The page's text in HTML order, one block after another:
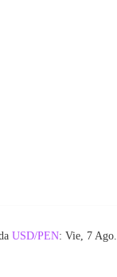
USD/PEN: Vie, 7 Ago.